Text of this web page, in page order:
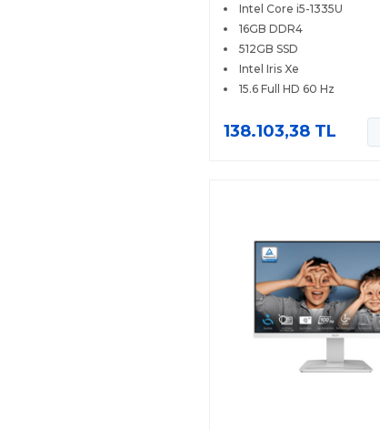
Intel Core i5-1335U
16GB DDR4
512GB SSD
Intel Iris Xe
15.6 Full HD 60 Hz
138.103,38 TL